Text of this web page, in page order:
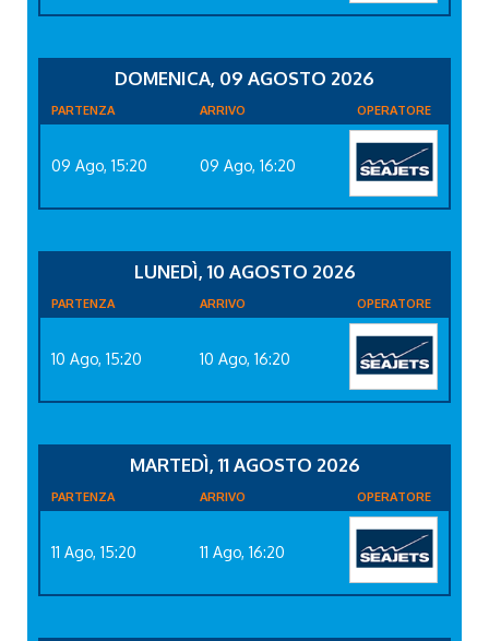
DOMENICA, 09 AGOSTO 2026
PARTENZA ARRIVO OPERATORE
09 Ago, 15:20 09 Ago, 16:20
LUNEDÌ, 10 AGOSTO 2026
PARTENZA ARRIVO OPERATORE
10 Ago, 15:20 10 Ago, 16:20
MARTEDÌ, 11 AGOSTO 2026
PARTENZA ARRIVO OPERATORE
11 Ago, 15:20 11 Ago, 16:20